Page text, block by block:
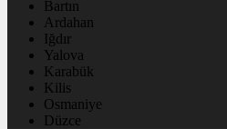
Bartın
Ardahan
Iğdır
Yalova
Karabük
Kilis
Osmaniye
Düzce